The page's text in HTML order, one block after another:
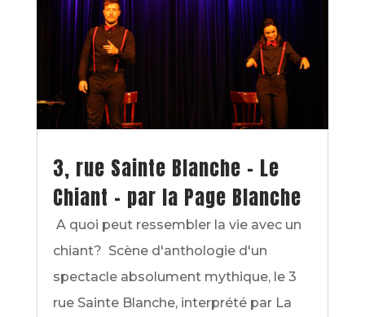
3, rue Sainte Blanche – Le
Chiant – par la Page Blanche
A quoi peut ressembler la vie avec un
chiant? Scène d'anthologie d'un
spectacle absolument mythique, le 3
rue Sainte Blanche, interprété par La